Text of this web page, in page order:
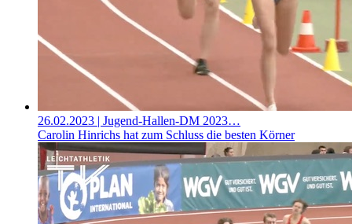
26.02.2023 | Jugend-Hallen-DM 2023…
Carolin Hinrichs hat zum Schluss die besten Körner